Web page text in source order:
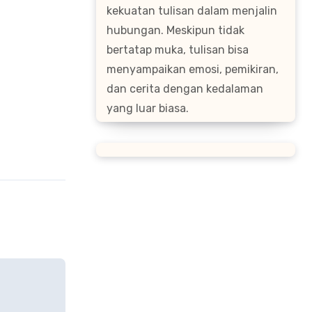
kekuatan tulisan dalam menjalin
hubungan. Meskipun tidak
bertatap muka, tulisan bisa
menyampaikan emosi, pemikiran,
dan cerita dengan kedalaman
yang luar biasa.